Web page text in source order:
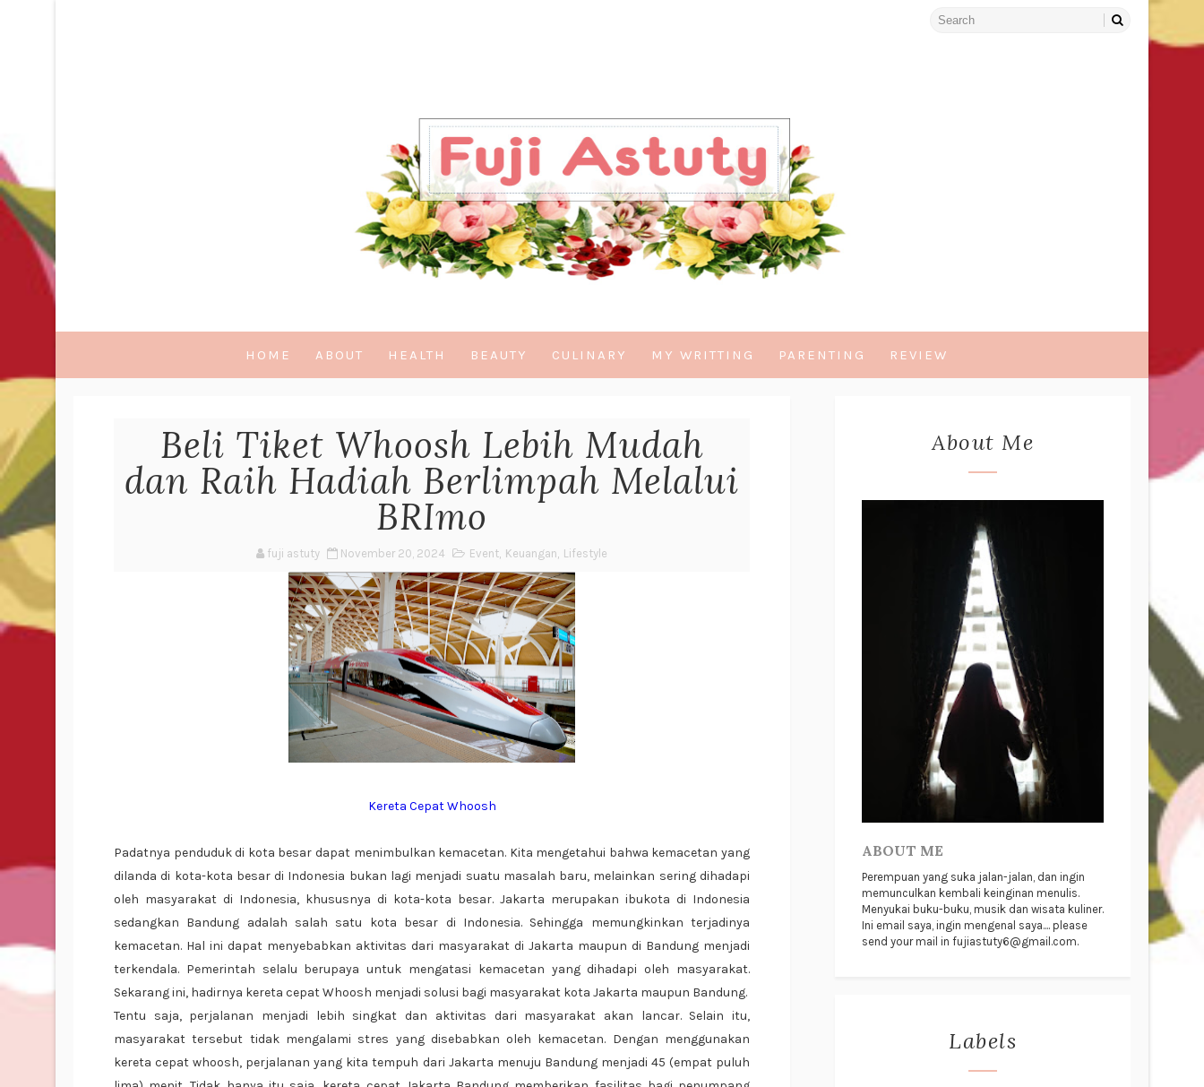
HOME ABOUT HEALTH BEAUTY CULINARY MY WRITTING PARENTING REVIEW
Beli Tiket Whoosh Lebih Mudah
dan Raih Hadiah Berlimpah Melalui
BRImo
fuji astuty November 20, 2024 Event, Keuangan, Lifestyle
Kereta Cepat Whoosh
Padatnya penduduk di kota besar dapat menimbulkan kemacetan. Kita mengetahui bahwa kemacetan yang
dilanda di kota-kota besar di Indonesia bukan lagi menjadi suatu masalah baru, melainkan sering dihadapi
oleh masyarakat di Indonesia, khususnya di kota-kota besar. Jakarta merupakan ibukota di Indonesia
sedangkan Bandung adalah salah satu kota besar di Indonesia. Sehingga memungkinkan terjadinya
kemacetan. Hal ini dapat menyebabkan aktivitas dari masyarakat di Jakarta maupun di Bandung menjadi
terkendala. Pemerintah selalu berupaya untuk mengatasi kemacetan yang dihadapi oleh masyarakat.
Sekarang ini, hadirnya kereta cepat Whoosh menjadi solusi bagi masyarakat kota Jakarta maupun Bandung.
Tentu saja, perjalanan menjadi lebih singkat dan aktivitas dari masyarakat akan lancar. Selain itu,
masyarakat tersebut tidak mengalami stres yang disebabkan oleh kemacetan. Dengan menggunakan
kereta cepat whoosh, perjalanan yang kita tempuh dari Jakarta menuju Bandung menjadi 45 (empat puluh
About Me
ABOUT ME
Perempuan yang suka jalan-jalan, dan ingin
memunculkan kembali keinginan menulis.
Menyukai buku-buku, musik dan wisata kuliner.
Ini email saya, ingin mengenal saya.... please
send your mail in fujiastuty6@gmail.com.
Labels